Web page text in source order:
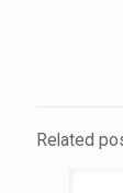
Related